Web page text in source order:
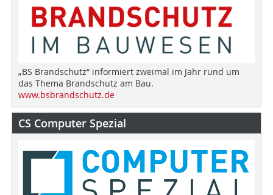
„BS Brandschutz“ informiert zweimal im Jahr rund um
das Thema Brandschutz am Bau.
www.bsbrandschutz.de
CS Computer Spezial